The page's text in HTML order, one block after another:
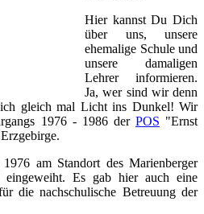
Hier kannst Du Dich
über uns, unsere
ehemalige Schule und
unsere damaligen
Lehrer informieren.
Ja, wer sind wir denn
gleich mal Licht ins Dunkel! Wir
1976 - 1986 der POS "Ernst
am Standort des Marienberger
eingeweiht. Es gab hier auch eine
die nachschulische Betreuung der